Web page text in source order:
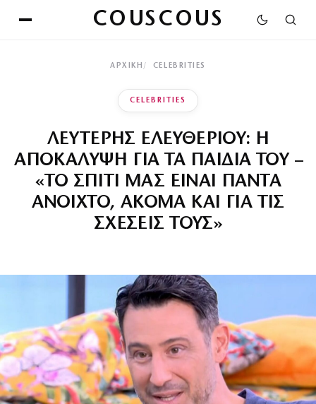
COUSCOUS
ΑΡΧΙΚΉ CELEBRITIES
CELEBRITIES
ΛΕΥΤΕΡΗΣ ΕΛΕΥΘΕΡΙΟΥ: Η
ΑΠΟΚΑΛΥΨΗ ΓΙΑ ΤΑ ΠΑΙΔΙΑ ΤΟΥ –
«ΤΟ ΣΠΙΤΙ ΜΑΣ ΕΙΝΑΙ ΠΑΝΤΑ
ΑΝΟΙΧΤΟ, ΑΚΟΜΑ ΚΑΙ ΓΙΑ ΤΙΣ
ΣΧΕΣΕΙΣ ΤΟΥΣ»